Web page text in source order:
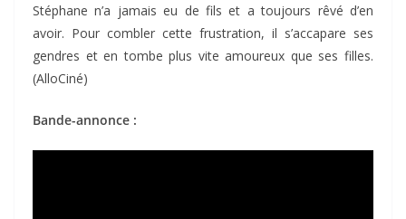
Stéphane n’a jamais eu de fils et a toujours rêvé d’en
avoir. Pour combler cette frustration, il s’accapare ses
gendres et en tombe plus vite amoureux que ses filles.
(AlloCiné)
Bande-annonce :